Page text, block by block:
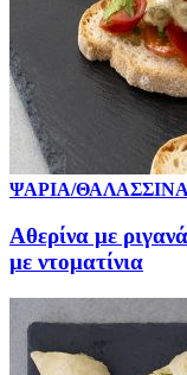
ΨΑΡΙΑ/ΘΑΛΑΣΣΙΝΑ
Αθερίνα με
με ντοματίνια